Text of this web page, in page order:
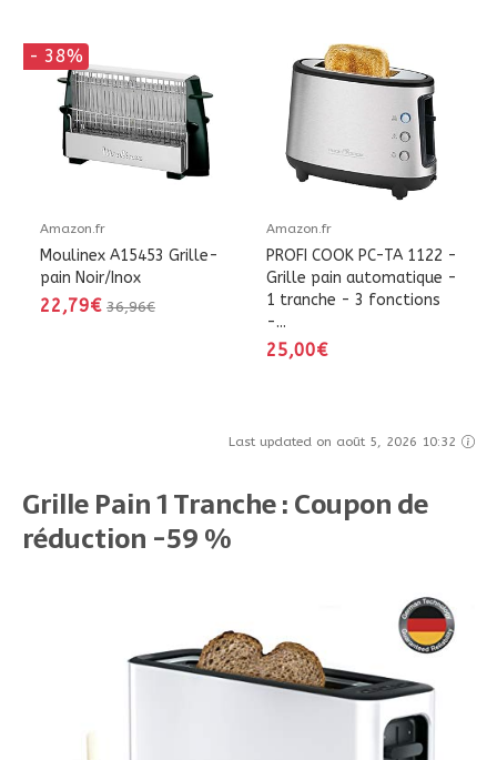
- 38%
Amazon.fr
Moulinex A15453 Grille-
pain Noir/Inox
22,79€ 36,96€
Amazon.fr
PROFI COOK PC-TA 1122 -
Grille pain automatique -
1 tranche - 3 fonctions
-...
25,00€
Last updated on août 5, 2026 10:32
Grille Pain 1 Tranche : Coupon de
réduction -59 %